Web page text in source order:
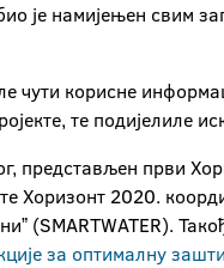
је намијењен свим
чути корисне
те подијелиле
представљен први
те Хоризонт 2020.
(SMARTWATER).
за оптималну